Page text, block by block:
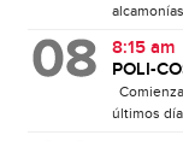
8:15 am
POLI-
últimos